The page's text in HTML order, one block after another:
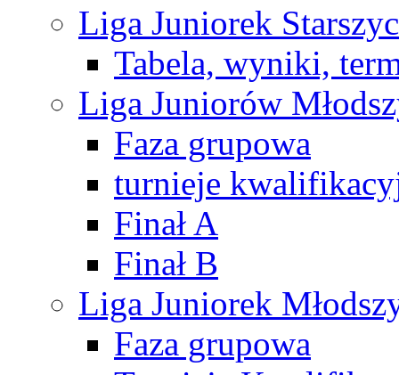
Liga Juniorek
Tabela, wyniki,
Liga Juniorów
Faza grupowa
turnieje
Finał A
Finał B
Liga Juniorek
Faza grupowa